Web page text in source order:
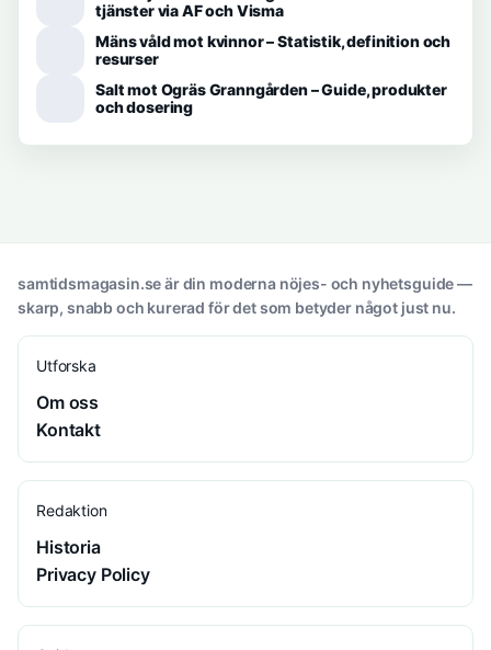
tjänster via AF och Visma
Mäns våld mot kvinnor – Statistik, definition och
resurser
Salt mot Ogräs Granngården – Guide, produkter
och dosering
samtidsmagasin.se är din moderna nöjes- och nyhetsguide —
skarp, snabb och kurerad för det som betyder något just nu.
Utforska
Om oss
Kontakt
Redaktion
Historia
Privacy Policy